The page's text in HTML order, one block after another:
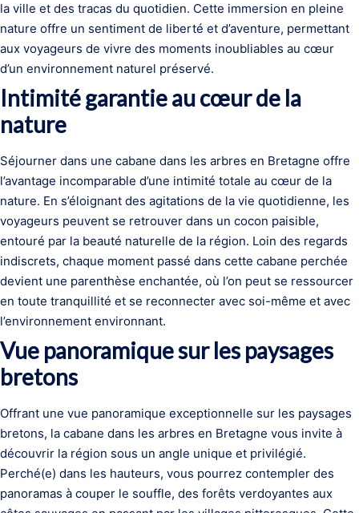
la ville et des tracas du quotidien. Cette immersion en pleine
nature offre un sentiment de liberté et d’aventure, permettant
aux voyageurs de vivre des moments inoubliables au cœur
d’un environnement naturel préservé.
Intimité garantie au cœur de la
nature
Séjourner dans une cabane dans les arbres en Bretagne offre
l’avantage incomparable d’une intimité totale au cœur de la
nature. En s’éloignant des agitations de la vie quotidienne, les
voyageurs peuvent se retrouver dans un cocon paisible,
entouré par la beauté naturelle de la région. Loin des regards
indiscrets, chaque moment passé dans cette cabane perchée
devient une parenthèse enchantée, où l’on peut se ressourcer
en toute tranquillité et se reconnecter avec soi-même et avec
l’environnement environnant.
Vue panoramique sur les paysages
bretons
Offrant une vue panoramique exceptionnelle sur les paysages
bretons, la cabane dans les arbres en Bretagne vous invite à
découvrir la région sous un angle unique et privilégié.
Perché(e) dans les hauteurs, vous pourrez contempler des
panoramas à couper le souffle, des forêts verdoyantes aux